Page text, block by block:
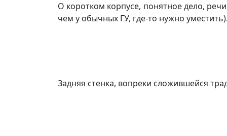
О коротком корпусе, понятное дело,
чем у обычных ГУ, где-то нужно
Задняя стенка, вопреки сложившейся